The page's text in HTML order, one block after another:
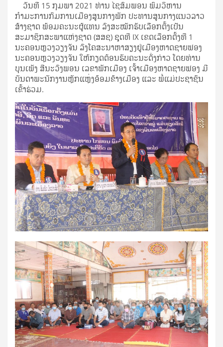
ວັນທີ 15 ກຸມພາ 2021 ທ່ານ ໄຊສົມພອນ ພົມວິຫານ
ກຳມະການກົມການເມືອງສູນກາງພັກ ປະທານສູນກາງແນວລາວ
ສ້າງຊາດ ພ້ອມຄະນະຜູ້ແທນ ລົງສະໝັກຮັບເລືອກຕັ້ງເປັນ
ສະມາຊິກສະພາແຫ່ງຊາດ (ສສຊ) ຊຸດທີ IX ເຂດເລືອກຕັ້ງທີ 1
ນະຄອນຫຼວງວຽງຈັນ ລົງໂຄສະນາຫາສຽງຢູ່ເມືອງຫາດຊາຍຟອງ
ນະຄອນຫຼວງວຽງຈັນ ໃຫ້ກຽດຕ້ອນຮັບຄະນະດັ່ງກ່າວ ໂດຍທ່ານ
ບຸນເພັງ ສີນະວົງພອນ ເລຂາພັກເມືອງ ເຈົ້າເມືອງຫາດຊາຍຟອງ ມີ
ບັນດາພະນັກງານຫຼັກແຫຼ່ງອ້ອມຂ້າງເມືອງ ແລະ ພໍ່ແມ່ປະຊາຊົນ
ເຂົ້າຮ່ວມ.